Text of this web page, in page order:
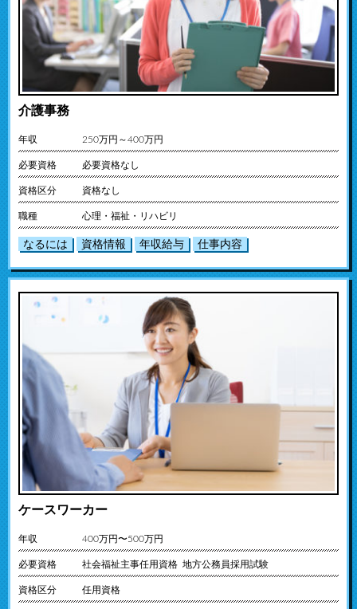
介護事務
年収 250万円～400万円
必要資格 必要資格なし
資格区分 資格なし
職種 心理・福祉・リハビリ
なるには 資格情報 年収給与 仕事内容
ケースワーカー
年収 400万円〜500万円
必要資格 社会福祉主事任用資格 地方公務員採用試験
資格区分 任用資格